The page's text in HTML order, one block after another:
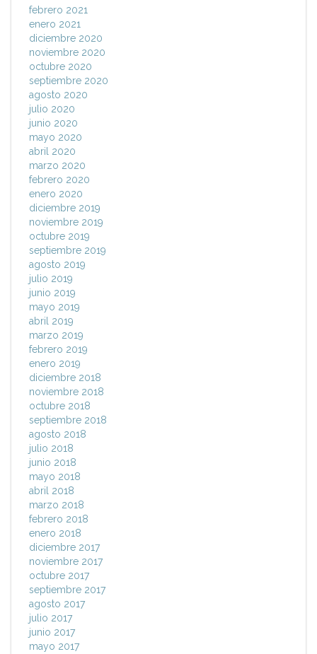
febrero 2021
enero 2021
diciembre 2020
noviembre 2020
octubre 2020
septiembre 2020
agosto 2020
julio 2020
junio 2020
mayo 2020
abril 2020
marzo 2020
febrero 2020
enero 2020
diciembre 2019
noviembre 2019
octubre 2019
septiembre 2019
agosto 2019
julio 2019
junio 2019
mayo 2019
abril 2019
marzo 2019
febrero 2019
enero 2019
diciembre 2018
noviembre 2018
octubre 2018
septiembre 2018
agosto 2018
julio 2018
junio 2018
mayo 2018
abril 2018
marzo 2018
febrero 2018
enero 2018
diciembre 2017
noviembre 2017
octubre 2017
septiembre 2017
agosto 2017
julio 2017
junio 2017
mayo 2017